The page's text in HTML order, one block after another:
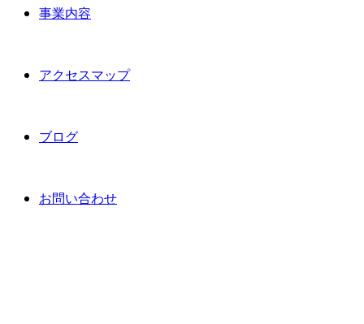
事業内容
アクセスマップ
ブログ
お問い合わせ